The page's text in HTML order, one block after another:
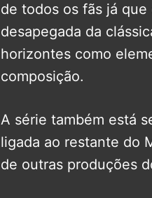
de todos os fãs já
desapegada da
horizontes como
composição.
A série também está
ligada ao restante do
de outras produções